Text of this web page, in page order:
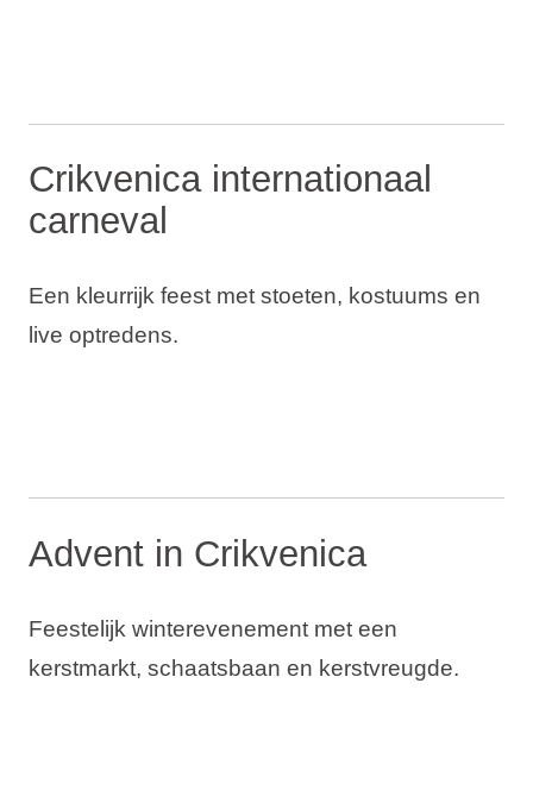
Crikvenica internationaal
carneval
Een kleurrijk feest met stoeten, kostuums en
live optredens.
Advent in Crikvenica
Feestelijk winterevenement met een
kerstmarkt, schaatsbaan en kerstvreugde.